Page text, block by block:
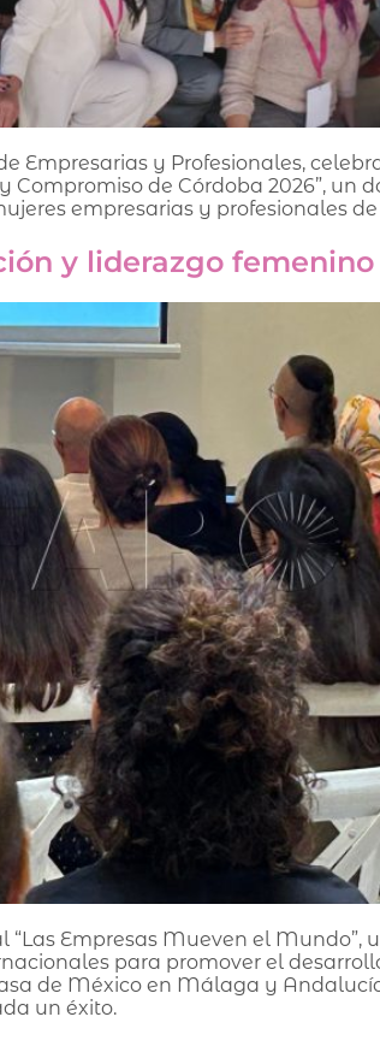
Empresarias y Profesionales,
de Córdoba 2026”, un
empresarias y profesionales de
y liderazgo femenino
Empresas Mueven el Mundo”,
para promover el
de México en Málaga y
un éxito.